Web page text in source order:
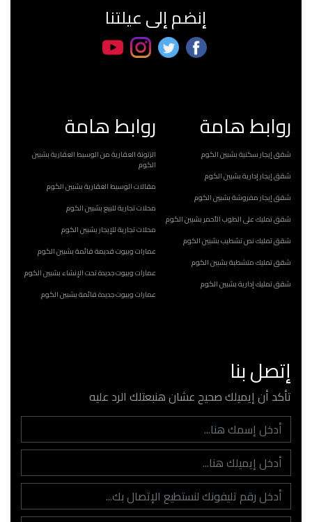
إنضم إلى عيلتنا
روابط هامة
شقق إيجار سكنية بشبين الكوم
شقق إيجار إدارية بشبين الكوم
شقق إيجار مفروشة بشبين الكوم
شقق تمليك على الطوب الأحمر بشبين الكوم
شقق تمليك نص تشطيب بشبين الكوم
شقق تمليك متشطبة بشبين الكوم
شقق تمليك إدارية بشبين الكوم
روابط هامة
الزتونة العقارية من الوسيط العقارية بشبين
الكوم
مقالات الوسيط العقارية بشبين الكوم
محلات تجارية للبيع بشبين الكوم
محلات تجارية للإيجار بشبين الكوم
عمارات وبيوت قديمة قائمة بشبين الكوم
عمارات وبيوت جديدة تحت الإنشاء بشبين الكوم
عمارات وبيوت جديدة قائمة بشبين الكوم
إتصل بنا
تأكد أن إيميلك صحيح عشان هنبعتلك الرد عليه